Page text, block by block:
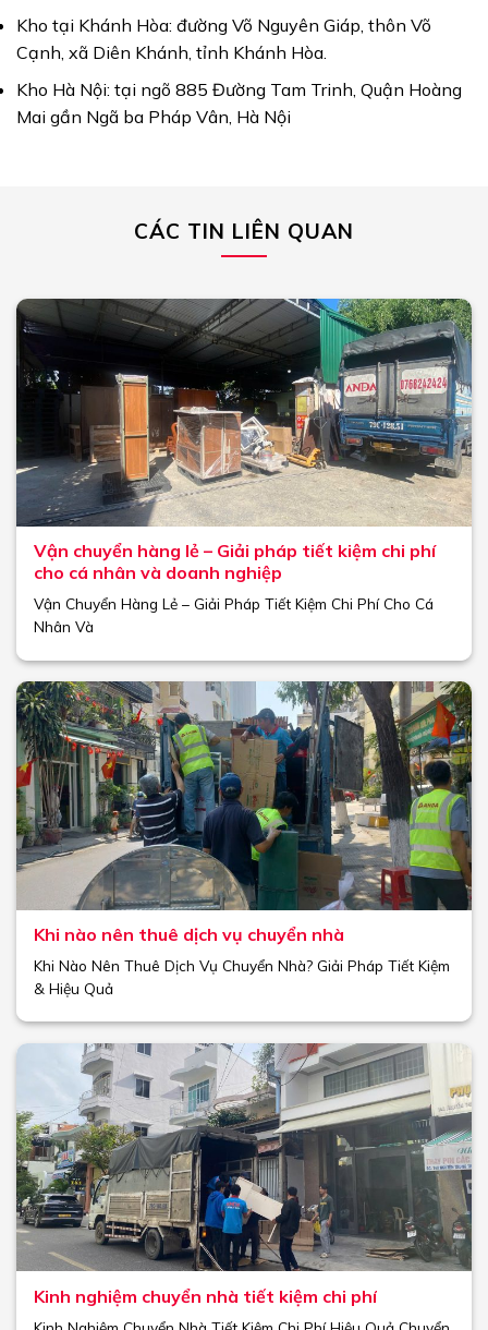
Kho tại Khánh Hòa: đường Võ Nguyên Giáp, thôn Võ
Cạnh, xã Diên Khánh, tỉnh Khánh Hòa.
Kho Hà Nội: tại ngõ 885 Đường Tam Trinh, Quận Hoàng
Mai gần Ngã ba Pháp Vân, Hà Nội
CÁC TIN LIÊN QUAN
Vận chuyển hàng lẻ – Giải pháp tiết kiệm chi phí
cho cá nhân và doanh nghiệp
Vận Chuyển Hàng Lẻ – Giải Pháp Tiết Kiệm Chi Phí Cho Cá
Nhân Và
Khi nào nên thuê dịch vụ chuyển nhà
Khi Nào Nên Thuê Dịch Vụ Chuyển Nhà? Giải Pháp Tiết Kiệm
& Hiệu Quả
Kinh nghiệm chuyển nhà tiết kiệm chi phí